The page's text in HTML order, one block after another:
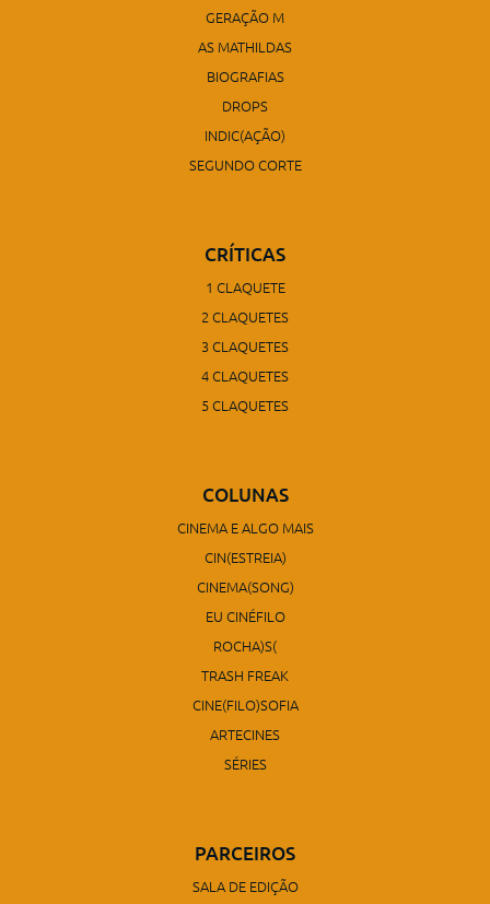
GERAÇÃO M
AS MATHILDAS
BIOGRAFIAS
DROPS
INDIC(AÇÃO)
SEGUNDO CORTE
CRÍTICAS
1 CLAQUETE
2 CLAQUETES
3 CLAQUETES
4 CLAQUETES
5 CLAQUETES
COLUNAS
CINEMA E ALGO MAIS
CIN(ESTREIA)
CINEMA(SONG)
EU CINÉFILO
ROCHA)S(
TRASH FREAK
CINE(FILO)SOFIA
ARTECINES
SÉRIES
PARCEIROS
SALA DE EDIÇÃO